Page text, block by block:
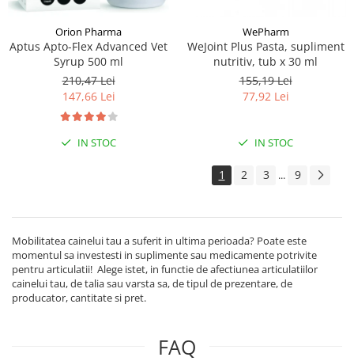
Orion Pharma
Aptus Apto-Flex Advanced Vet
Syrup 500 ml
210,47 Lei
147,66 Lei
IN STOC
WePharm
WeJoint Plus Pasta, supliment
nutritiv, tub x 30 ml
155,19 Lei
77,92 Lei
IN STOC
1 2 3 ... 9
Mobilitatea cainelui tau a suferit in ultima perioada? Poate este
momentul sa investesti in suplimente sau medicamente potrivite
pentru articulatii! Alege istet, in functie de afectiunea articulatiilor
cainelui tau, de talia sau varsta sa, de tipul de prezentare, de
producator, cantitate si pret.
FAQ